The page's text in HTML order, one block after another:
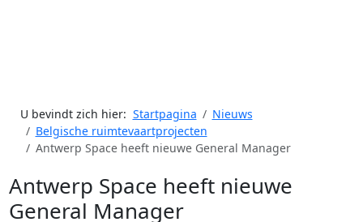
U bevindt zich hier: Startpagina
Nieuws
Belgische ruimtevaartprojecten
Antwerp Space heeft nieuwe General Manager
Antwerp Space heeft nieuwe
General Manager